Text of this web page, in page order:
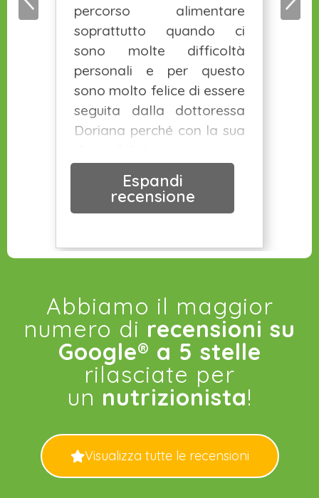
percorso alimentare
soprattutto quando ci
sono molte difficoltà
personali e per questo
sono molto felice di essere
seguita dalla dottoressa
Doriana perché con la sua
consigli e con i suoi modi
gentili è riuscita a
mettermi a mio agio senza
giudicata.Molti sono i
piano alimentare ma
sicuramente la dottoressa
Magliocca aggiunge molta
cura, attenzione e ti
accompagna con
costanza passo dopo
Espandi
recensione
Abbiamo il maggior
numero di recensioni su
Google® a 5 stelle
rilasciate per
un nutrizionista!
Visualizza tutte le recensioni